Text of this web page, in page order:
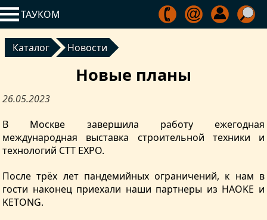
ТАУКОМ
Каталог Новости
Новые планы
26.05.2023
В Москве завершила работу ежегодная
международная выставка строительной техники и
технологий CTT EXPO.
После трёх лет пандемийных ограничений, к нам в
гости наконец приехали наши партнеры из HAOKE и
KETONG.